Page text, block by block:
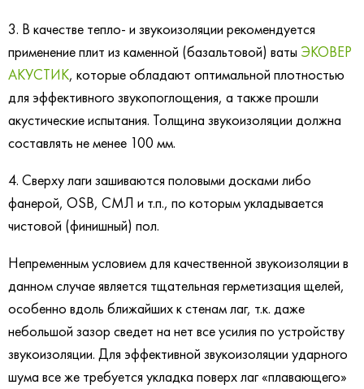
3. В качестве тепло- и звукоизоляции рекомендуется
применение плит из каменной (базальтовой) ваты ЭКОВЕР
АКУСТИК, которые обладают оптимальной плотностью
для эффективного звукопоглощения, а также прошли
акустические испытания. Толщина звукоизоляции должна
составлять не менее 100 мм.
4. Сверху лаги зашиваются половыми досками либо
фанерой, OSB, СМЛ и т.п., по которым укладывается
чистовой (финишный) пол.
Непременным условием для качественной звукоизоляции в
данном случае является тщательная герметизация щелей,
особенно вдоль ближайших к стенам лаг, т.к. даже
небольшой зазор сведет на нет все усилия по устройству
звукоизоляции. Для эффективной звукоизоляции ударного
шума все же требуется укладка поверх лаг«плавающего»